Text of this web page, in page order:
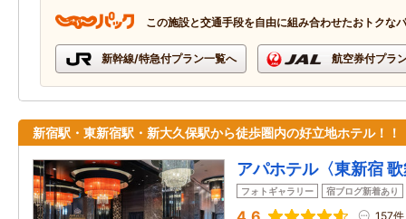
この施設と交通手段を自由に組み合わせたおトクな
新幹線/特急付プラン一覧へ 航空券付プラ
新宿駅・東新宿駅・新大久保駅から徒歩圏内の好立地ホテル！！
アパホテル〈東新宿
フォトギャラリー 宿ブログ新着あり
157件